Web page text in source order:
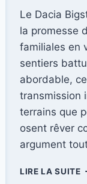
Le Dacia
la promesse
familiales en
sentiers
abordable, ce
transmission
terrains que
osent rêver
argument
LIRE LA SUITE